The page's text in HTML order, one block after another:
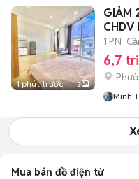
1 phút trước 3
GIẢM
CHDV
THỊ
1 PN
6,7
Minh
Mua bán đồ điện tử